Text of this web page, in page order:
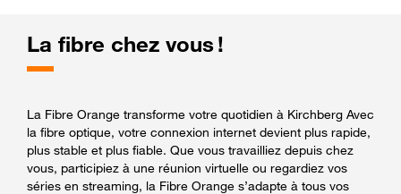
La fibre chez vous !
La Fibre Orange transforme votre quotidien à Kirchberg Avec
la fibre optique, votre connexion internet devient plus rapide,
plus stable et plus fiable. Que vous travailliez depuis chez
vous, participiez à une réunion virtuelle ou regardiez vos
séries en streaming, la Fibre Orange s’adapte à tous vos